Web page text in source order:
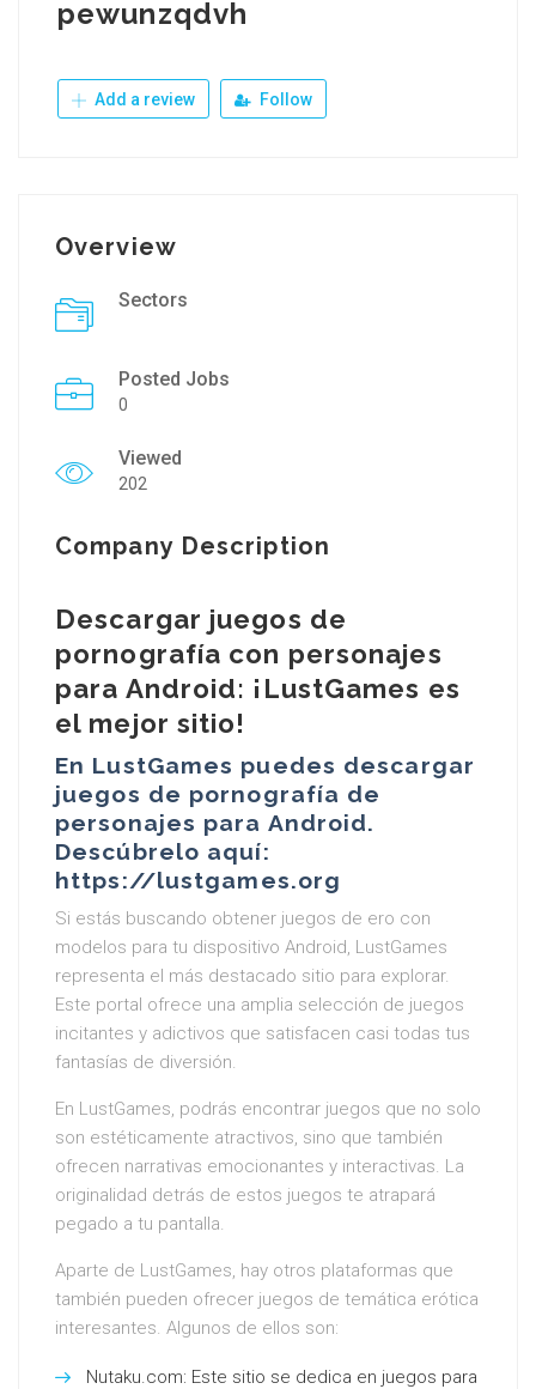
pewunzqdvh
Add a review Follow
Overview
Sectors
Posted Jobs
0
Viewed
202
Company Description
Descargar juegos de
pornografía con personajes
para Android: ¡LustGames es
el mejor sitio!
En LustGames puedes descargar
juegos de pornografía de
personajes para Android.
Descúbrelo aquí:
https://lustgames.org
Si estás buscando obtener juegos de ero con
modelos para tu dispositivo Android, LustGames
representa el más destacado sitio para explorar.
Este portal ofrece una amplia selección de juegos
incitantes y adictivos que satisfacen casi todas tus
fantasías de diversión.
En LustGames, podrás encontrar juegos que no solo
son estéticamente atractivos, sino que también
ofrecen narrativas emocionantes y interactivas. La
originalidad detrás de estos juegos te atrapará
pegado a tu pantalla.
Aparte de LustGames, hay otros plataformas que
también pueden ofrecer juegos de temática erótica
interesantes. Algunos de ellos son:
Nutaku.com: Este sitio se dedica en juegos para